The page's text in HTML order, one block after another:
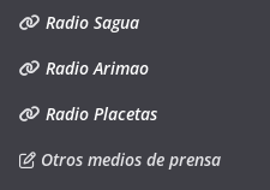
Radio Sagua
Radio Arimao
Radio Placetas
Otros medios de prensa